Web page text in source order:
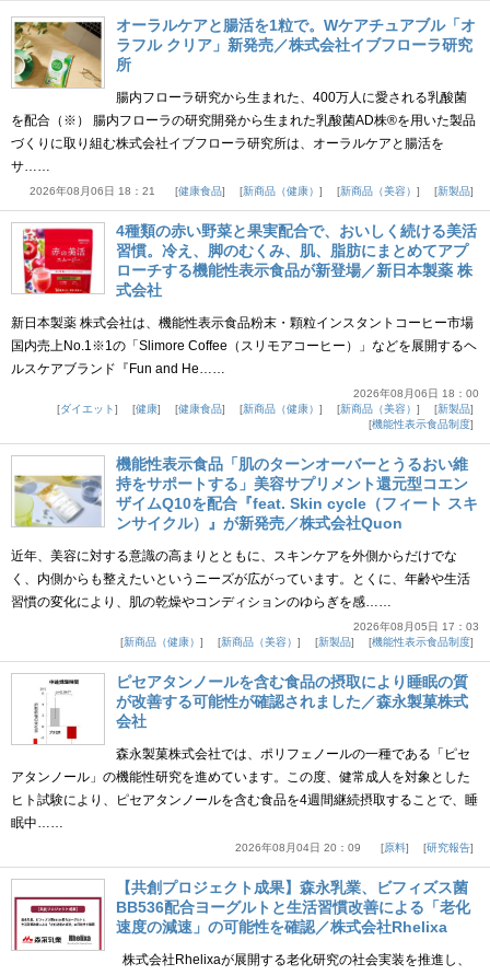
オーラルケアと腸活を1粒で。Wケアチュアブル「オ
ラフル クリア」新発売／株式会社イブフローラ研究
所
腸内フローラ研究から生まれた、400万人に愛される乳酸菌
を配合（※） 腸内フローラの研究開発から生まれた乳酸菌AD株®を用いた製品
づくりに取り組む株式会社イブフローラ研究所は、オーラルケアと腸活を
サ……
2026年08月06日 18：21 健康食品 新商品（健康） 新商品（美容） 新製品
4種類の赤い野菜と果実配合で、おいしく続ける美活
習慣。冷え、脚のむくみ、肌、脂肪にまとめてアプ
ローチする機能性表示食品が新登場／新日本製薬 株
式会社
新日本製薬 株式会社は、機能性表示食品粉末・顆粒インスタントコーヒー市場
国内売上No.1※1の「Slimore Coffee（スリモアコーヒー）」などを展開するヘ
ルスケアブランド『Fun and He……
2026年08月06日 18：00
ダイエット
健康 健康食品 新商品（健康） 新商品（美容）
新製品
機能性表示食品制度
機能性表示食品「肌のターンオーバーとうるおい維
持をサポートする」美容サプリメント還元型コエン
ザイムQ10を配合『feat. Skin cycle（フィート スキ
ンサイクル）』が新発売／株式会社Quon
近年、美容に対する意識の高まりとともに、スキンケアを外側からだけでな
く、内側からも整えたいというニーズが広がっています。とくに、年齢や生活
習慣の変化により、肌の乾燥やコンディションのゆらぎを感……
2026年08月05日 17：03
新商品（健康）
新商品（美容） 新製品 機能性表示食品制度
ピセアタンノールを含む食品の摂取により睡眠の質
が改善する可能性が確認されました／森永製菓株式
会社
森永製菓株式会社では、ポリフェノールの一種である「ピセ
アタンノール」の機能性研究を進めています。この度、健常成人を対象とした
ヒト試験により、ピセアタンノールを含む食品を4週間継続摂取することで、睡
眠中……
2026年08月04日 20：09 原料 研究報告
【共創プロジェクト成果】森永乳業、ビフィズス菌
BB536配合ヨーグルトと生活習慣改善による「老化
速度の減速」の可能性を確認／株式会社Rhelixa
株式会社Rhelixaが展開する老化研究の社会実装を推進し、